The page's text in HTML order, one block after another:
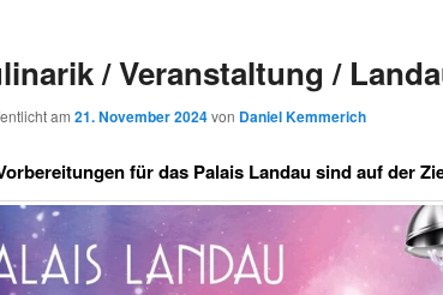
/ Veranstaltung /
am 21. November 2024von Daniel Kemmerich
für das Palais Landau sind auf der